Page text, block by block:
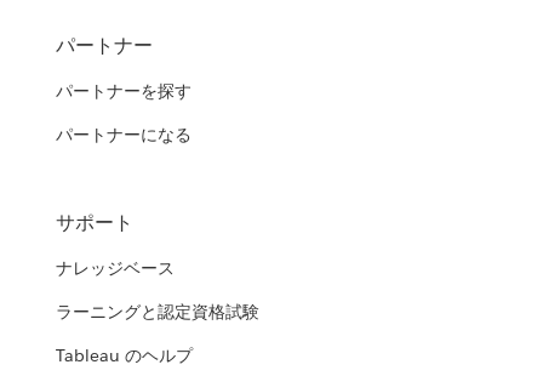
パートナー
パートナーを探す
パートナーになる
サポート
ナレッジベース
ラーニングと認定資格試験
Tableau のヘルプ